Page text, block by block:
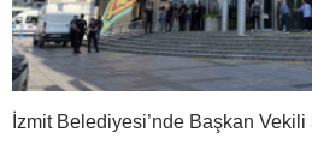
İzmit Belediyesi’nde Başkan